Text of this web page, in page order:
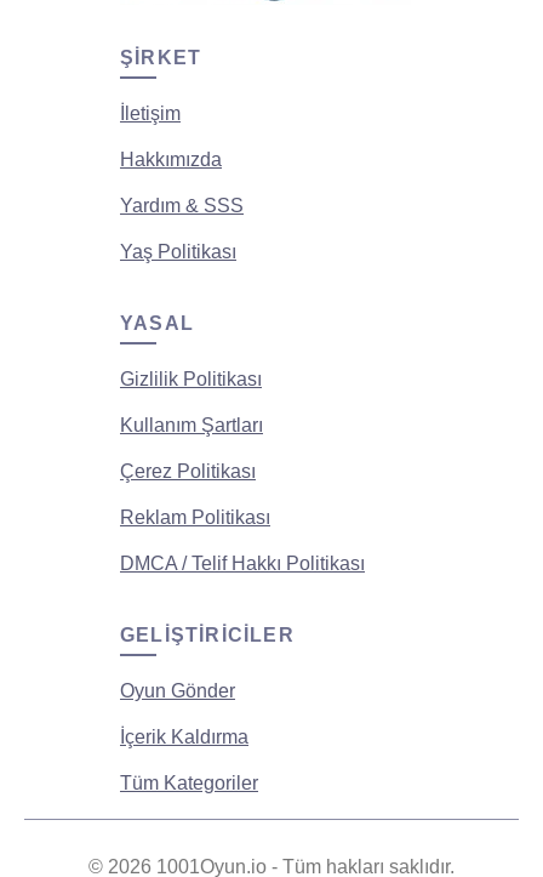
ŞIRKET
İletişim
Hakkımızda
Yardım & SSS
Yaş Politikası
YASAL
Gizlilik Politikası
Kullanım Şartları
Çerez Politikası
Reklam Politikası
DMCA / Telif Hakkı Politikası
GELIŞTIRICILER
Oyun Gönder
İçerik Kaldırma
Tüm Kategoriler
© 2026 1001Oyun.io - Tüm hakları saklıdır.